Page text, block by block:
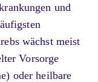
und
wächst meist
Vorsorge
oder heilbare